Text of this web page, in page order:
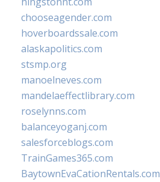
chooseagender.com
hoverboardssale.com
alaskapolitics.com
stsmp.org
manoelneves.com
mandelaeffectlibrary.com
roselynns.com
balanceyoganj.com
salesforceblogs.com
TrainGames365.com
BaytownEvaCationRentals.com